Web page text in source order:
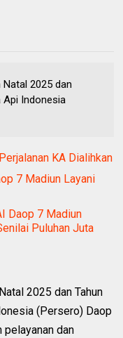
2025 dan
Api Indonesia
KA Dialihkan
7 Madiun Layani
Daop 7 Madiun
Puluhan Juta
2025 dan Tahun
(Persero) Daop
dan